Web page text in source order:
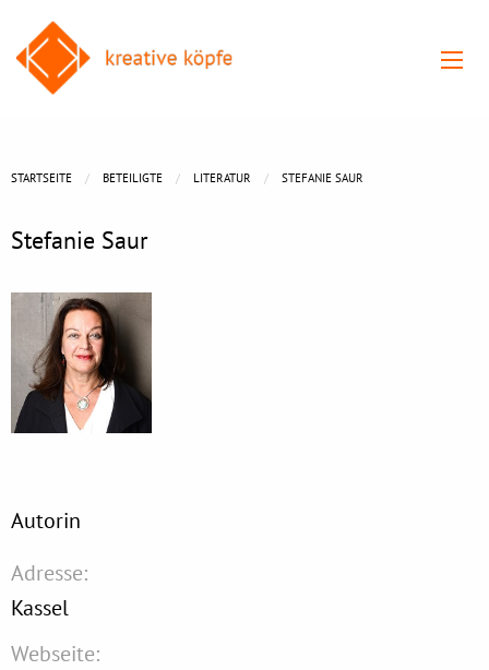
STARTSEITE BETEILIGTE LITERATUR STEFANIE SAUR
Stefanie Saur
Autorin
Adresse:
Kassel
Webseite: